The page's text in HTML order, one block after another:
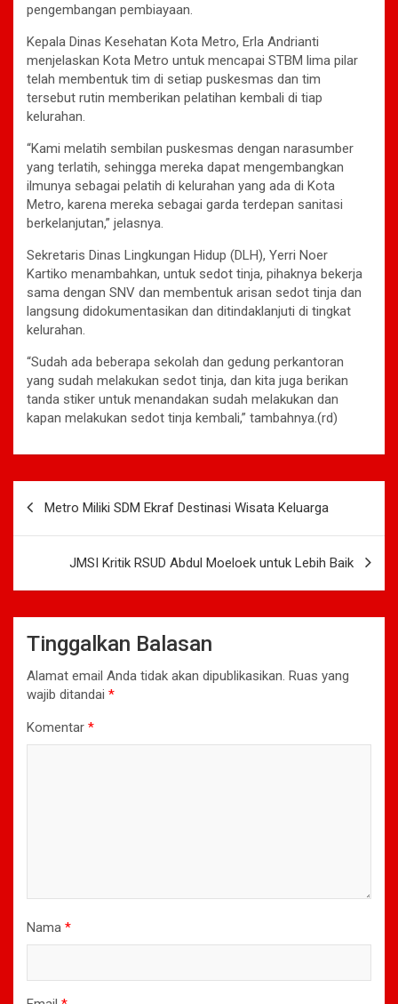
pengembangan pembiayaan.
Kepala Dinas Kesehatan Kota Metro, Erla Andrianti
menjelaskan Kota Metro untuk mencapai STBM lima pilar
telah membentuk tim di setiap puskesmas dan tim
tersebut rutin memberikan pelatihan kembali di tiap
kelurahan.
“Kami melatih sembilan puskesmas dengan narasumber
yang terlatih, sehingga mereka dapat mengembangkan
ilmunya sebagai pelatih di kelurahan yang ada di Kota
Metro, karena mereka sebagai garda terdepan sanitasi
berkelanjutan,” jelasnya.
Sekretaris Dinas Lingkungan Hidup (DLH), Yerri Noer
Kartiko menambahkan, untuk sedot tinja, pihaknya bekerja
sama dengan SNV dan membentuk arisan sedot tinja dan
langsung didokumentasikan dan ditindaklanjuti di tingkat
kelurahan.
“Sudah ada beberapa sekolah dan gedung perkantoran
yang sudah melakukan sedot tinja, dan kita juga berikan
tanda stiker untuk menandakan sudah melakukan dan
kapan melakukan sedot tinja kembali,” tambahnya.(rd)
Metro Miliki SDM Ekraf Destinasi Wisata Keluarga
JMSI Kritik RSUD Abdul Moeloek untuk Lebih Baik
Tinggalkan Balasan
Alamat email Anda tidak akan dipublikasikan. Ruas yang
wajib ditandai *
Komentar *
Nama *